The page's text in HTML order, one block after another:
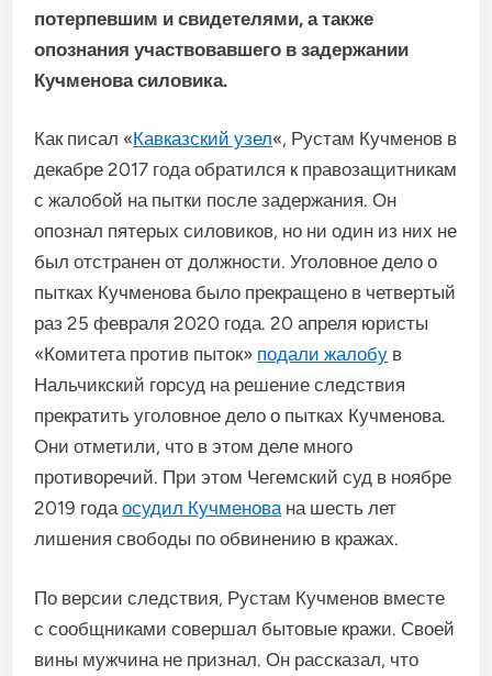
потерпевшим и свидетелями, а также
опознания участвовавшего в задержании
Кучменова силовика.
Как писал «Кавказский узел«, Рустам Кучменов в
декабре 2017 года обратился к правозащитникам
с жалобой на пытки после задержания. Он
опознал пятерых силовиков, но ни один из них не
был отстранен от должности. Уголовное дело о
пытках Кучменова было прекращено в четвертый
раз 25 февраля 2020 года. 20 апреля юристы
«Комитета против пыток» подали жалобу в
Нальчикский горсуд на решение следствия
прекратить уголовное дело о пытках Кучменова.
Они отметили, что в этом деле много
противоречий. При этом Чегемский суд в ноябре
2019 годаосудил Кучменована шесть лет
лишения свободы по обвинению в кражах.
По версии следствия, Рустам Кучменов вместе
с сообщниками совершал бытовые кражи. Своей
вины мужчина не признал. Он рассказал, что